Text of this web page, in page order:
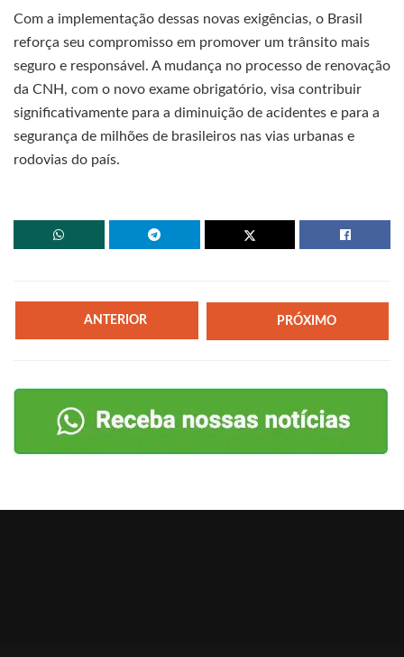
Com a implementação dessas novas exigências, o Brasil
reforça seu compromisso em promover um trânsito mais
seguro e responsável. A mudança no processo de renovação
da CNH, com o novo exame obrigatório, visa contribuir
significativamente para a diminuição de acidentes e para a
segurança de milhões de brasileiros nas vias urbanas e
rodovias do país.
ANTERIOR PRÓXIMO